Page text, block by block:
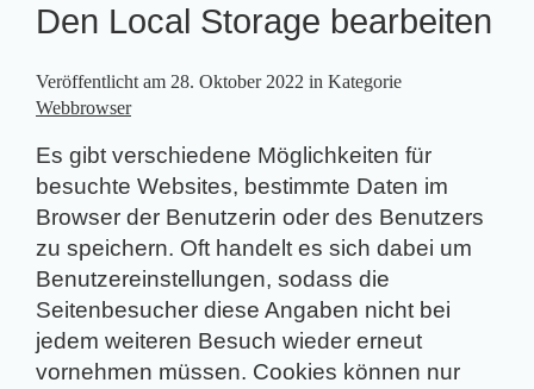
Den Local Storage bearbeiten
Veröffentlicht am 28. Oktober 2022 in Kategorie
Webbrowser
Es gibt verschiedene Möglichkeiten für
besuchte Websites, bestimmte Daten im
Browser der Benutzerin oder des Benutzers
zu speichern. Oft handelt es sich dabei um
Benutzereinstellungen, sodass die
Seitenbesucher diese Angaben nicht bei
jedem weiteren Besuch wieder erneut
vornehmen müssen. Cookies können nur